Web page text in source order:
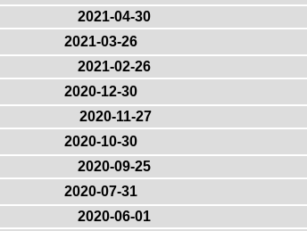
2021-04-30
2021-03-26
2021-02-26
2020-12-30
2020-11-27
2020-10-30
2020-09-25
2020-07-31
2020-06-01